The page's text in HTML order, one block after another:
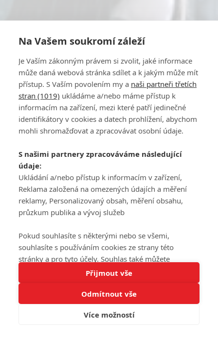
Tato stránka používá soubory cookies.
Rozumím
Na Vašem soukromí záleží
Je Vaším zákonným právem si zvolit, jaké informace
může daná webová stránka sdílet a k jakým může mít
přístup. S Vaším povolením my a naši partneři třetích
stran (1019) ukládáme a/nebo máme přístup k
informacím na zařízení, mezi které patří jedinečné
identifikátory v cookies a datech prohlížení, abychom
mohli shromažďovat a zpracovávat osobní údaje.
S našimi partnery zpracováváme následující
údaje:
Ukládání a/nebo přístup k informacím v zařízení,
Reklama založená na omezených údajích a měření
reklamy, Personalizovaný obsah, měření obsahu,
průzkum publika a vývoj služeb
Pokud souhlasíte s některými nebo se všemi,
souhlasíte s používáním cookies ze strany této
stránky a pro tyto účely. Souhlas také můžete
odmítnout, ale v takovém případě vám na stránce
nebudou k dispozici některé personalizované funkce.
Vaše volby souhlasu se budou vztahovat pouze na
tuto webovou stránku. Vaše nastavení a odvolání
souhlasu můžete kdykoli změnit na stránce s
Přijmout vše
Odmítnout vše
Více možností